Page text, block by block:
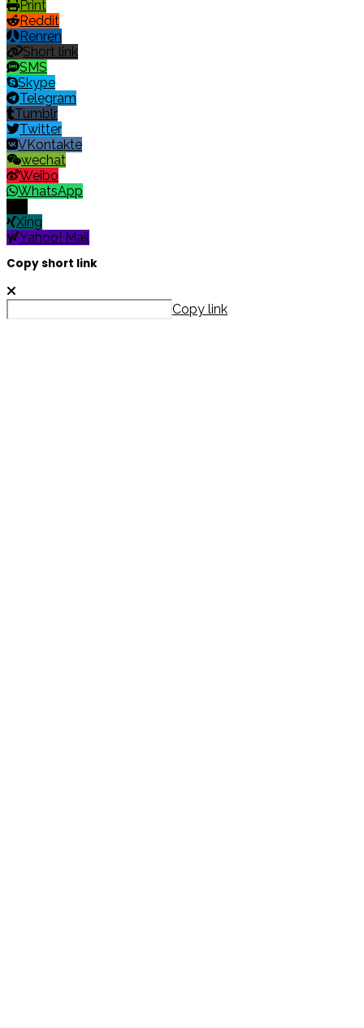
Print
Reddit
Renren
Short link
SMS
Skype
Telegram
Tumblr
Twitter
VKontakte
wechat
Weibo
WhatsApp
Xing
Yahoo! Mail
Copy short link
Copy link